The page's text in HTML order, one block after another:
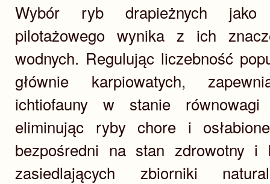
Wybór ryb drapieżnych jako
pilotażowego wynika z ich
wodnych. Regulując liczebność
głównie karpiowatych,
ichtiofauny w stanie
eliminując ryby chore i
bezpośredni na stan zdrowotny i
zasiedlających zbiorniki